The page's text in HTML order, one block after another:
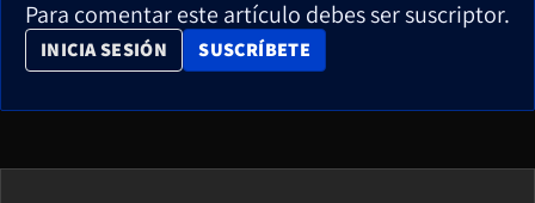
Para comentar este artículo debes ser suscriptor.
INICIA SESIÓN SUSCRÍBETE
OPENS IN NEW WINDOW